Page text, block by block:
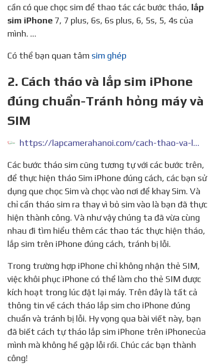
cần có que chọc sim để thao tác các bước tháo, lắp
sim iPhone 7, 7 plus, 6s, 6s plus, 6, 5s, 5, 4s của
mình. …
Có thể bạn quan tâm sim ghép
2. Cách tháo và lắp sim iPhone
đúng chuẩn-Tránh hỏng máy và
SIM
https://lapcamerahanoi.com/cach-thao-va-lap-sim-iphone/
Các bước tháo sim cũng tương tự với các bước trên,
để thực hiện tháo Sim iPhone đúng cách, các bạn sử
dụng que chọc Sim và chọc vào nơi để khay Sim. Và
chỉ cần tháo sim ra thay vì bỏ sim vào là bạn đã thực
hiện thành công. Và như vậy chúng ta đã vừa cùng
nhau đi tìm hiểu thêm các thao tác thực hiện tháo,
lắp sim trên iPhone đúng cách, tránh bị lỗi.
Trong trường hợp iPhone chỉ không nhận thẻ SIM,
việc khôi phục iPhone có thể làm cho thẻ SIM được
kích hoạt trong lúc đặt lại máy. Trên đây là tất cả
thông tin về cách tháo lắp sim cho iPhone đúng
chuẩn và tránh bị lỗi. Hy vọng qua bài viết này, bạn
đã biết cách tự tháo lắp sim iPhone trên iPhonecủa
mình mà không hề gặp lỗi rồi. Chúc các bạn thành
công!